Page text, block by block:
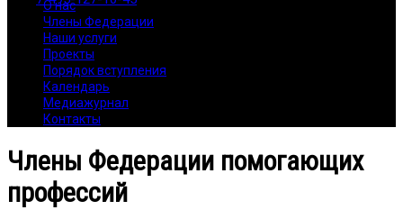
О нас
Члены Федерации
Наши услуги
Проекты
Порядок вступления
Календарь
Медиажурнал
Контакты
Члены Федерации помогающих
профессий